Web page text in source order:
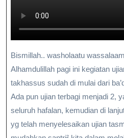
Bismillah.. washolaatu wassalaamu ‘alaa rosulillah…
Alhamdulillah pagi ini kegiatan
takhassus sudah di mulai dari
Ada pun ujian terbagi menjadi 2,
seluruh hafalan, kemudian di
yg telah menyelesaikan ujian